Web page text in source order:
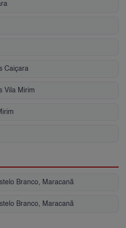
Caiçara
Vila Mirim
Branco, Maracanã
Branco, Maracanã